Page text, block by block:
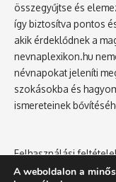
összegyűjtse és
így biztosítva pontos
akik érdeklődnek a
nevnaplexikon.hu
névnapokat jeleníti
szokásokba és
ismereteinek
Felhasználási
Adatvédelmi
A weboldalon a